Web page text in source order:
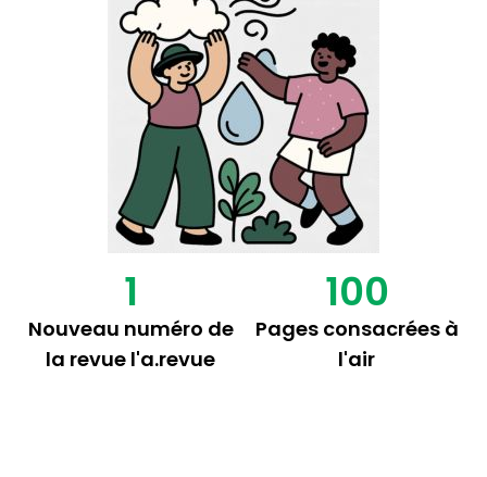
1
Nouveau numéro de
la revue l'a.revue
100
Pages consacrées à
l'air